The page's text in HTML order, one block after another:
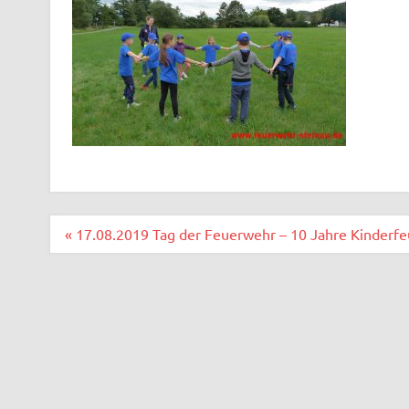
Beitragsnavigation
« 17.08.2019 Tag der Feuerwehr – 10 Jahre